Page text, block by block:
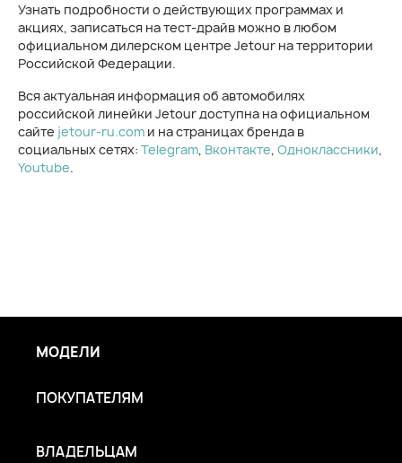
Узнать подробности о действующих программах и
акциях, записаться на тест-драйв можно в любом
официальном дилерском центре Jetour на территории
Российской Федерации.
Вся актуальная информация об автомобилях
российской линейки Jetour доступна на официальном
сайте jetour-ru.com и на страницах бренда в
социальных сетях: Telegram, Вконтакте, Одноклассники,
Youtube.
МОДЕЛИ
ПОКУПАТЕЛЯМ
ВЛАДЕЛЬЦАМ